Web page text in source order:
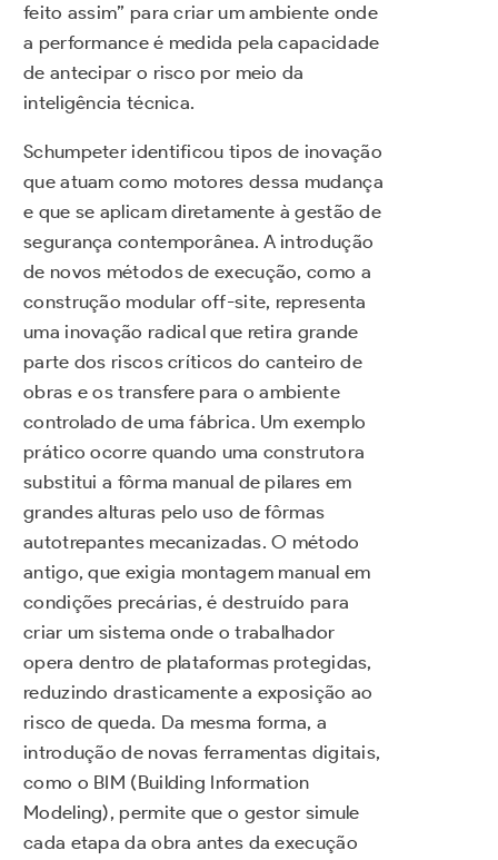
feito assim” para criar um ambiente onde
a performance é medida pela capacidade
de antecipar o risco por meio da
inteligência técnica.
Schumpeter identificou tipos de inovação
que atuam como motores dessa mudança
e que se aplicam diretamente à gestão de
segurança contemporânea. A introdução
de novos métodos de execução, como a
construção modular off-site, representa
uma inovação radical que retira grande
parte dos riscos críticos do canteiro de
obras e os transfere para o ambiente
controlado de uma fábrica. Um exemplo
prático ocorre quando uma construtora
substitui a fôrma manual de pilares em
grandes alturas pelo uso de fôrmas
autotrepantes mecanizadas. O método
antigo, que exigia montagem manual em
condições precárias, é destruído para
criar um sistema onde o trabalhador
opera dentro de plataformas protegidas,
reduzindo drasticamente a exposição ao
risco de queda. Da mesma forma, a
introdução de novas ferramentas digitais,
como o BIM (Building Information
Modeling), permite que o gestor simule
cada etapa da obra antes da execução